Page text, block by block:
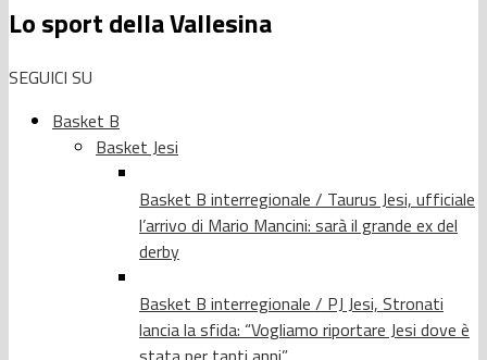
Lo sport della Vallesina
SEGUICI SU
Basket B
Basket Jesi
Basket B interregionale / Taurus Jesi, ufficiale
l’arrivo di Mario Mancini: sarà il grande ex del
derby
Basket B interregionale / PJ Jesi, Stronati
lancia la sfida: “Vogliamo riportare Jesi dove è